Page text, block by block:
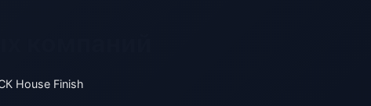
House Finish